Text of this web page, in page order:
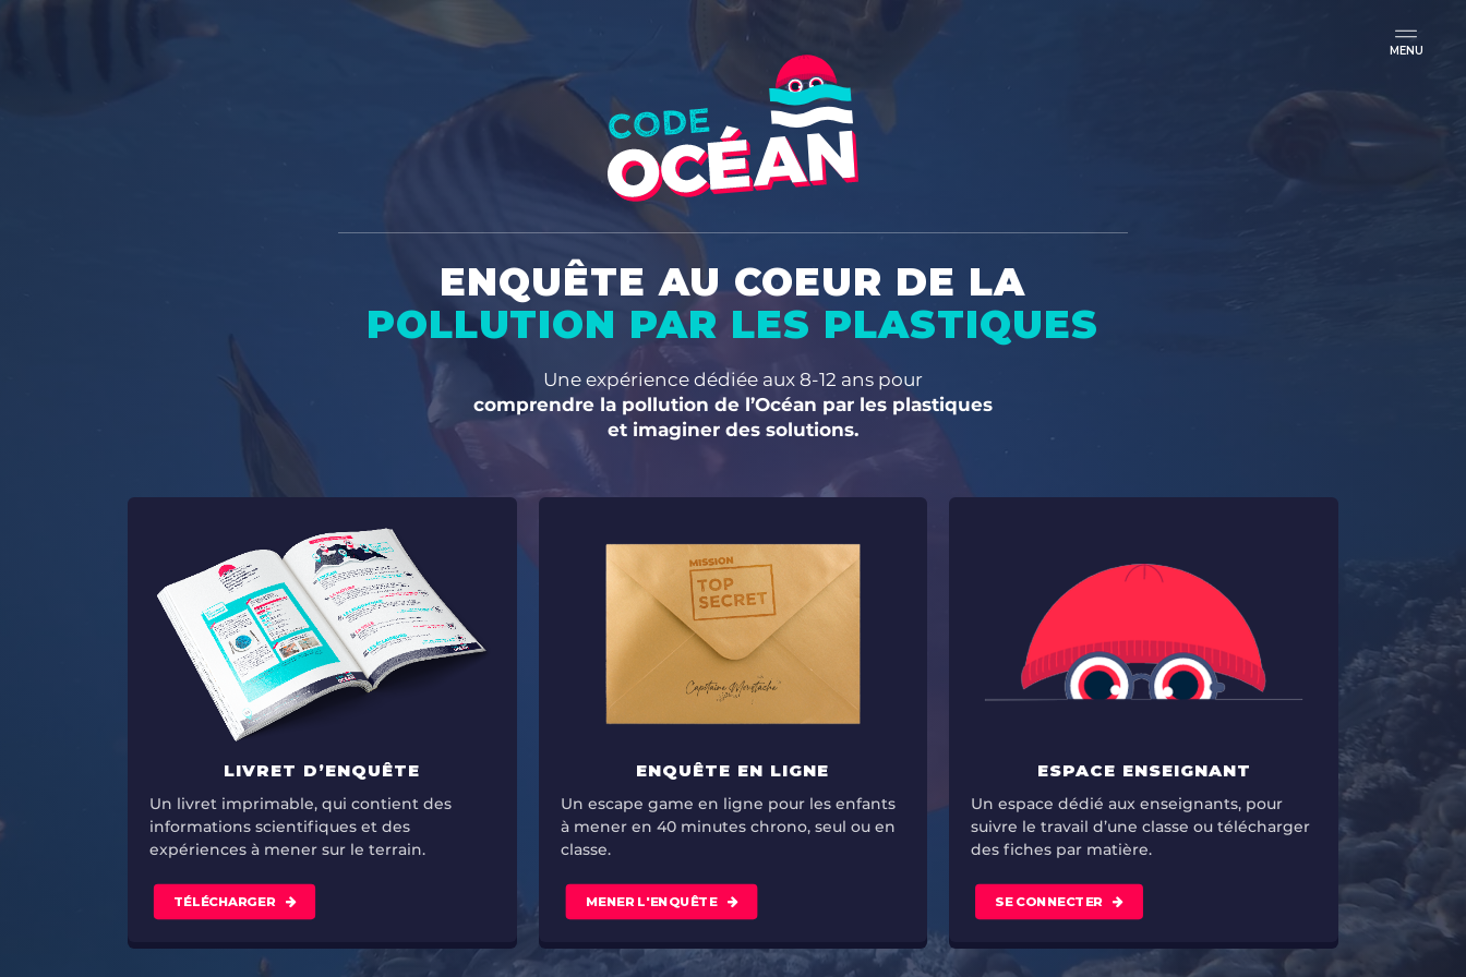
ENQUÊTE AU COEUR DE LA
POLLUTION PAR LES PLASTIQUES
Une expérience dédiée aux 8-12 ans pour
comprendre la pollution de l’Océan par les plastiques
et imaginer des solutions.
LIVRET D’ENQUÊTE
Un livret imprimable, qui contient des
informations scientifiques et des
expériences à mener sur le terrain.
TÉLÉCHARGER
ENQUÊTE EN LIGNE
Un escape game en ligne pour les enfants
à mener en 40 minutes chrono, seul ou en
classe.
MENER L'ENQUÊTE
ESPACE ENSEIGNANT
Un espace dédié aux enseignants, pour
suivre le travail d’une classe ou télécharger
des fiches par matière.
SE CONNECTER